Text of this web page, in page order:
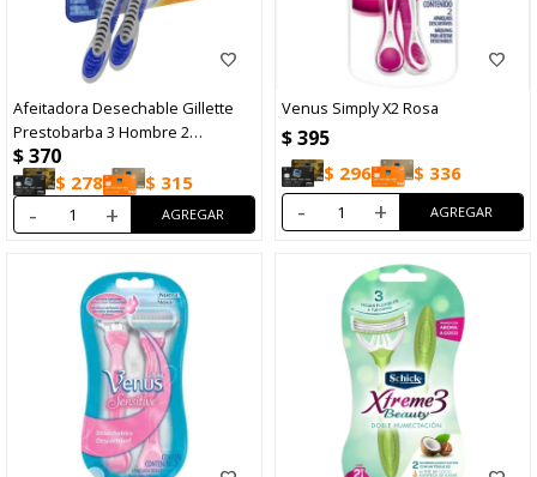
Afeitadora Desechable Gillette
Prestobarba 3 Hombre 2
Unidades
$370
$ 278 $ 315
- +
Venus Simply X2 Rosa
$395
$ 296 $ 336
- +